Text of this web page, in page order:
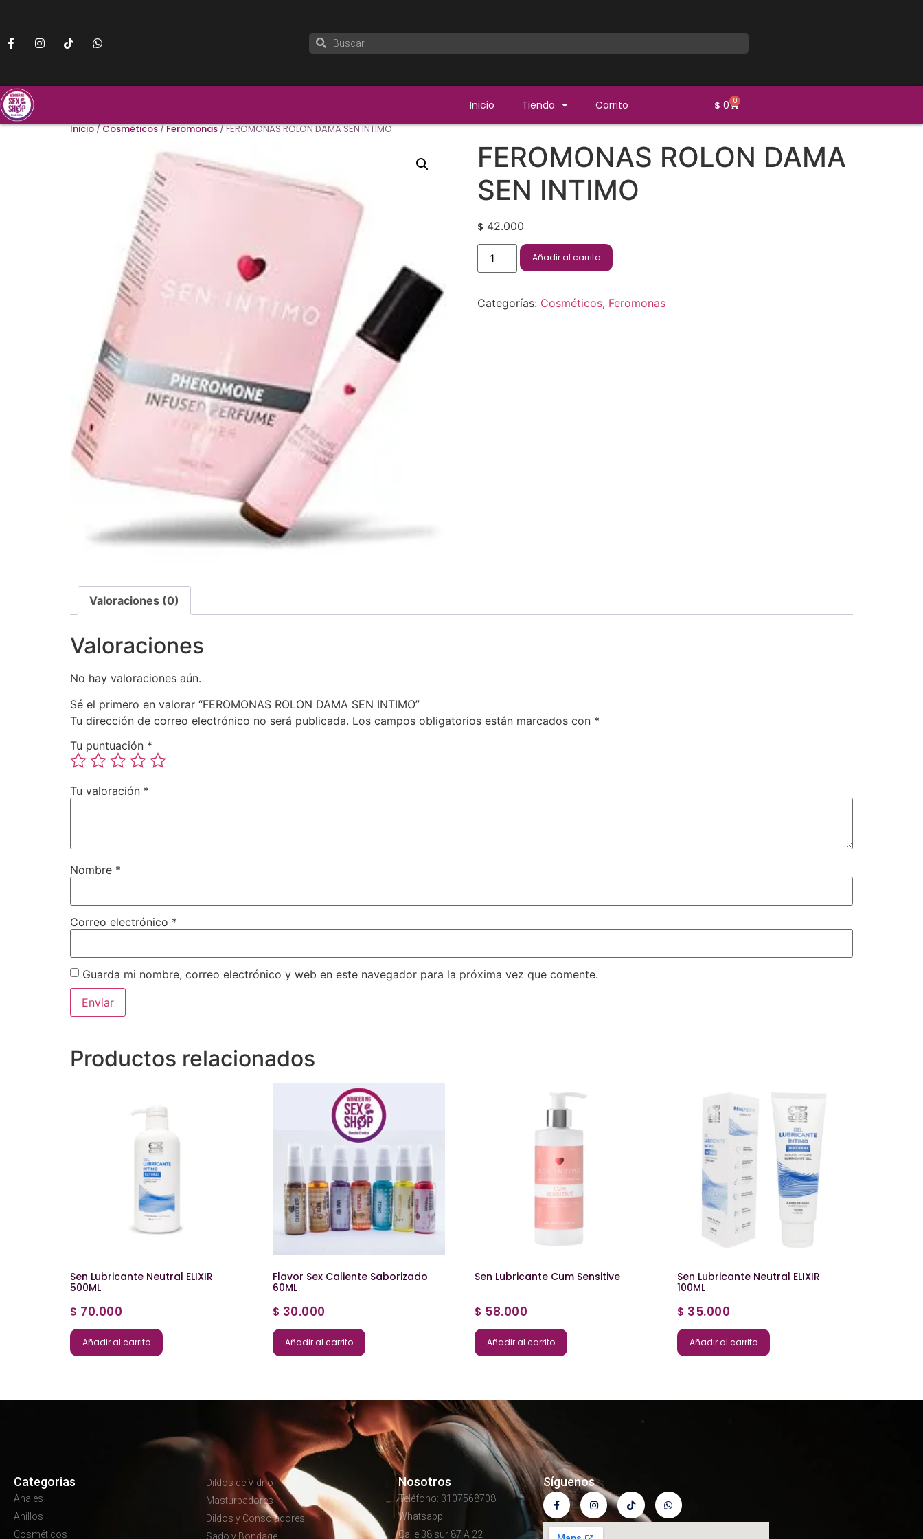
Inicio Tienda Carrito $ 0 0
Inicio/Cosméticos/Feromonas/ FEROMONAS ROLON DAMA SEN INTIMO
FEROMONAS ROLON DAMA
SEN INTIMO
$ 42.000
Añadir al carrito
Categorías: Cosméticos, Feromonas
Valoraciones (0)
Valoraciones
No hay valoraciones aún.
Sé el primero en valorar “FEROMONAS ROLON DAMA SEN INTIMO”
Tu dirección de correo electrónico no será publicada. Los campos obligatorios están marcados con *
Tu puntuación *
Tu valoración *
Nombre *
Correo electrónico *
Guarda mi nombre, correo electrónico y web en este navegador para la próxima vez que comente.
Productos relacionados
Sen Lubricante Neutral ELIXIR
500ML
$ 70.000
Añadir al carrito
Flavor Sex Caliente Saborizado
60ML
$ 30.000
Añadir al carrito
Sen Lubricante Cum Sensitive
$ 58.000
Añadir al carrito
Sen Lubricante Neutral ELIXIR
100ML
$ 35.000
Añadir al carrito
Categorias
Anales
Anillos
Cosméticos
Dildos de Vidrio
Masturbadores
Dildos y Consoladores
Sado y Bondage
Nosotros
Teléfono: 3107568708
Whatsapp
Calle 38 sur 87 A 22
Síguenos